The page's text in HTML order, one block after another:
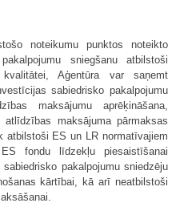
noteikumu punktos noteikto
sniegšanu atbilstoši
Aģentūra var saņemt
sabiedrisko pakalpojumu
maksājumu aprēķināšana,
maksājuma pārmaksas
atbilstoši ES un LR normatīvajiem
fondu līdzekļu piesaistīšanai
pakalpojumu sniedzēju
kārtībai, kā arī neatbilstoši